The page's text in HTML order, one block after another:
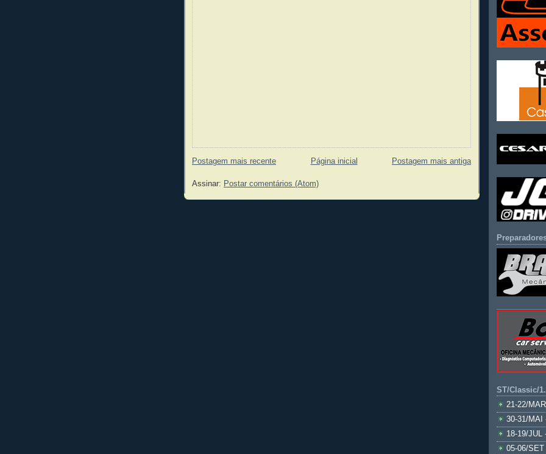
Postagem mais recente Postagem mais antiga
Página inicial
Assinar: Postar comentários (Atom)
ST/Classic/
21-22/
30-31/MAI
18-19/JUL
05-06/